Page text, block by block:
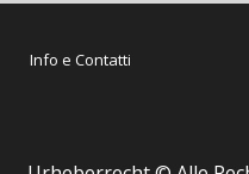
Info e Contatti